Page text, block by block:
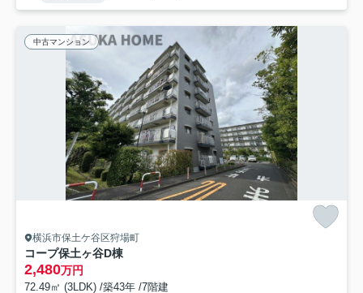
中古マンション
横浜市保土ケ谷区狩場町
コープ保土ヶ谷D棟
2,480万円
72.49㎡ (3LDK) /築43年 /7階建